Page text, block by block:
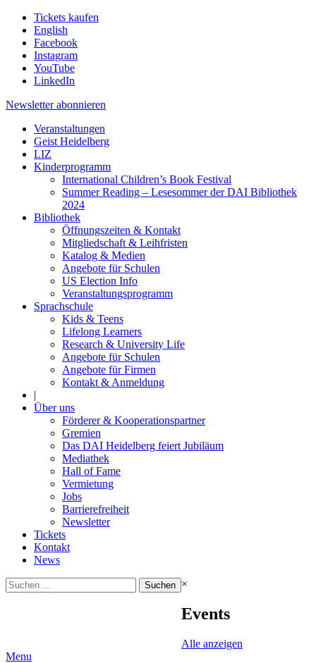
Tickets kaufen
English
Facebook
Instagram
YouTube
LinkedIn
Newsletter abonnieren
Veranstaltungen
Geist Heidelberg
LIZ
Kinderprogramm
International Children’s Book Festival
Summer Reading – Lesesommer der DAI Bibliothek
2024
Bibliothek
Öffnungszeiten & Kontakt
Mitgliedschaft & Leihfristen
Katalog & Medien
Angebote für Schulen
US Election Info
Veranstaltungsprogramm
Sprachschule
Kids & Teens
Lifelong Learners
Research & University Life
Angebote für Schulen
Angebote für Firmen
Kontakt & Anmeldung
|
Über uns
Förderer & Kooperationspartner
Gremien
Das DAI Heidelberg feiert Jubiläum
Mediathek
Hall of Fame
Vermietung
Jobs
Barrierefreiheit
Newsletter
Tickets
Kontakt
News
Suchen
nach:
×
Events
Alle anzeigen
Menu